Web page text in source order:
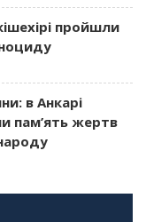
пройшли
в Анкарі
пам’ять жертв